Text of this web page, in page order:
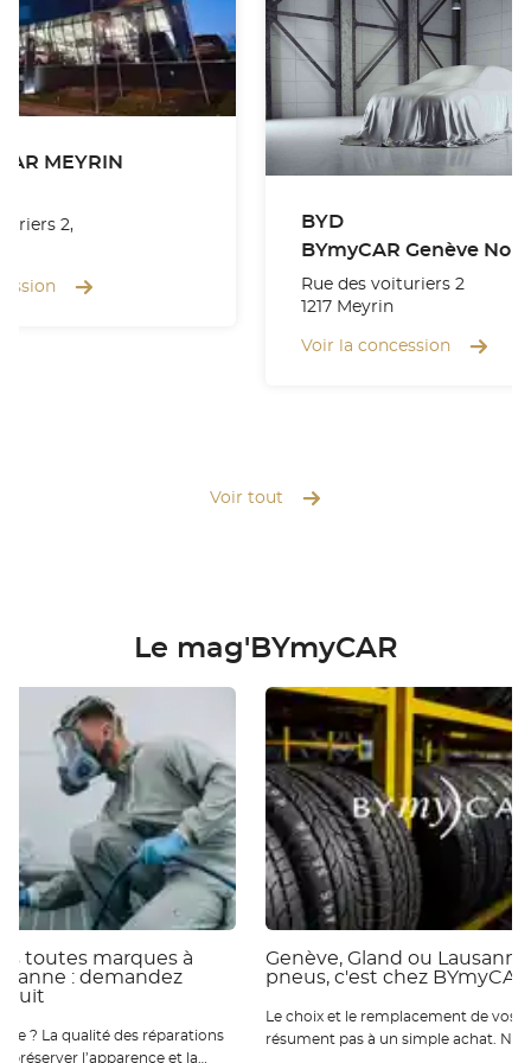
MEYRIN
2,
BYD
BYmyCAR Genève Nord
Rue des voituriers 2
1217 Meyrin
Voir la concession
Voir tout
Le mag'BYmyCAR
toutes marques à
: demandez
préserver l’apparence et la
Genève, Gland ou
pneus, c'est chez
Le choix et le remplacement de vos
résument pas à un simple achat.